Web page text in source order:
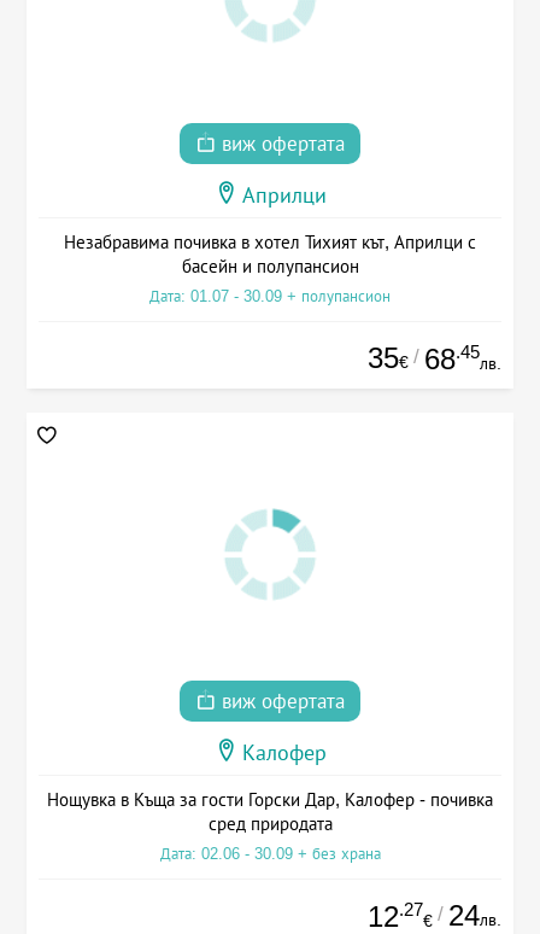
виж офертата
Априлци
Незабравима почивка в хотел Тихият кът, Априлци с
басейн и полупансион
Дата: 01.07 - 30.09 + полупансион
35€ / 68.45
лв.
виж офертата
Калофер
Нощувка в Къща за гости Горски Дар, Калофер - почивка
сред природата
Дата: 02.06 - 30.09 + без храна
12.27
€ / 24лв.